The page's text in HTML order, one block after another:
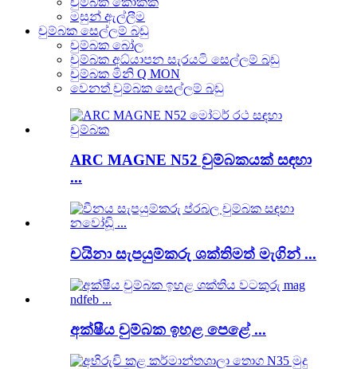
මසුන් ඇල්ලීම
චුම්බක සෙල්ලම් බඩු
චුම්බක බෝල
චුම්බක අධ්යාපන සැරයටි සෙල්ලම් බඩු
චුම්බක මිනි Q MON
වෙනත් චුම්බක සෙල්ලම් බඩු
ARC MAGNE N52 චුම්බකයක් සඳහා
...
චයිනා සැපයුම්කරු ශක්තිමත් මැගින් ...
අක්ෂීය චුම්බක ඉහළ පෙළේ ...